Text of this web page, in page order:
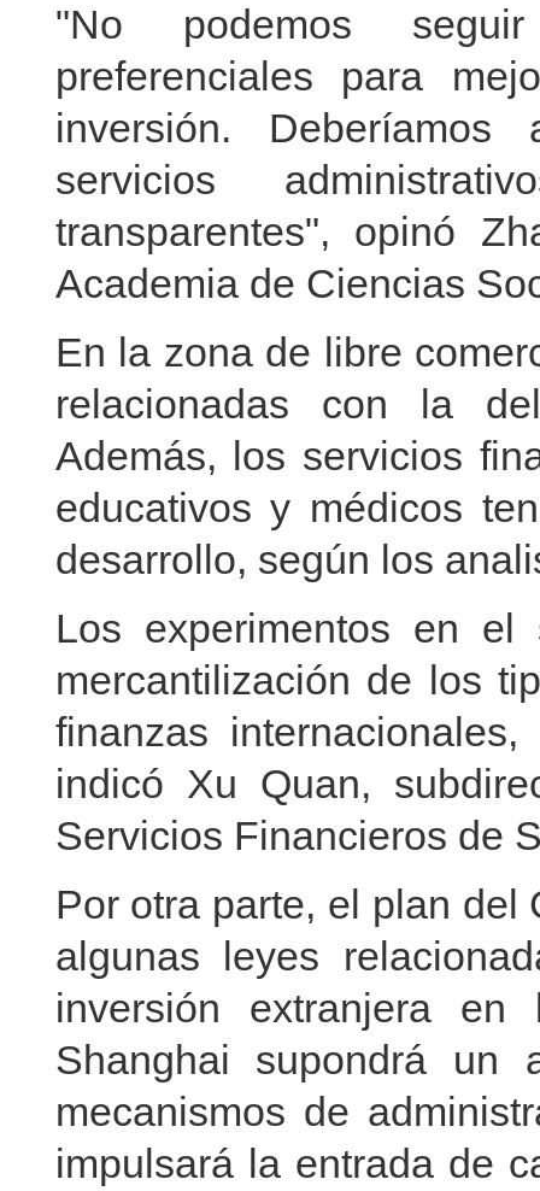
"No podemos
preferenciales para
inversión.
servicios
transparentes", opinó
Academia de Ciencias
En la zona de libre
relacionadas con la
Además, los servicios
educativos y médicos
desarrollo, según los
Los experimentos en el
mercantilización de los
finanzas
indicó Xu Quan,
Servicios Financieros de
Por otra parte, el plan del
algunas leyes
inversión extranjera
Shanghai supondrá un
mecanismos de
impulsará la entrada de